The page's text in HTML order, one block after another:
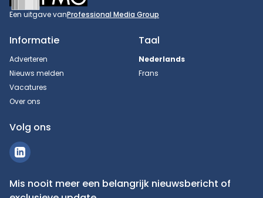
Een uitgave vanProfessional Media Group
Informatie
Adverteren
Nieuws melden
Vacatures
Over ons
Taal
Nederlands
Frans
Volg ons
Mis nooit meer een belangrijk nieuwsbericht of